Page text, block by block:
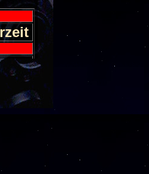
1730
17